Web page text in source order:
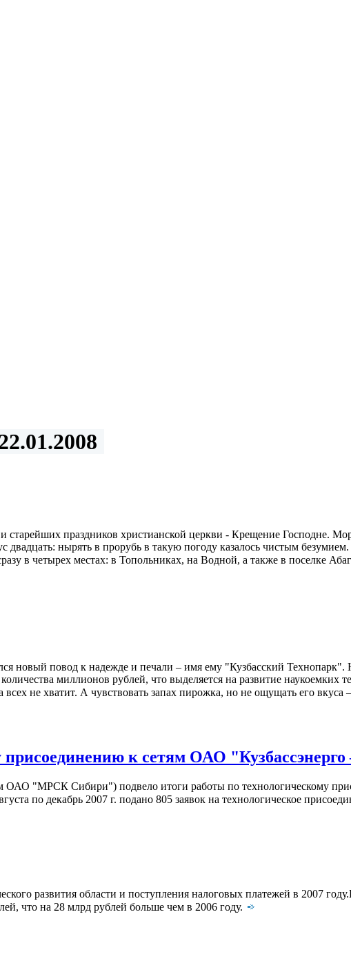
старейших праздников христианской церкви - Крещение Господне.
нырять в прорубь в такую погоду казалось чистым
в четырех местах: в Топольниках, на Водной, а также в поселке
новый повод к надежде и печали – имя ему "Кузбасский Технопарк".
миллионов рублей, что выделяется на развитие наукоемких
не хватит. А чувствовать запах пирожка, но не ощущать его вкуса
присоединению к сетям ОАО
"МРСК Сибири") подвело итоги работы по технологическому
по декабрь 2007 г. подано 805 заявок на технологическое
развития области и поступления налоговых платежей в 2007
что на 28 млрд рублей больше чем в 2006 году.